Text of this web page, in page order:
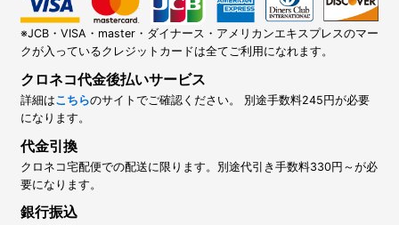
※JCB・VISA・master・ダイナース・アメリカンエキスプレスのマー
クが入っているクレジットカードは全てご利用になれます。
クロネコ代金後払いサービス
詳細はこちらのサイトでご確認ください。 別途手数料245円が必要
になります。
代金引換
クロネコ宅配便での配送に限ります。別途代引き手数料330円～が必
要になります。
銀行振込